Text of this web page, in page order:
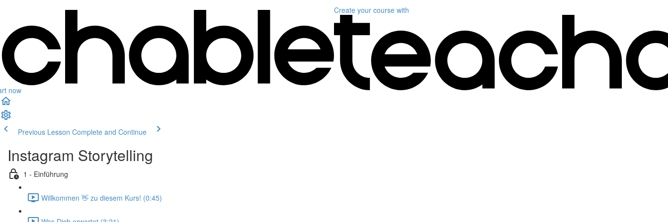
now
Create your course with
Previous Lesson Complete and Continue
Instagram Storytelling
1 - Einführung
Willkommen 👋 zu diesem Kurs! (0:45)